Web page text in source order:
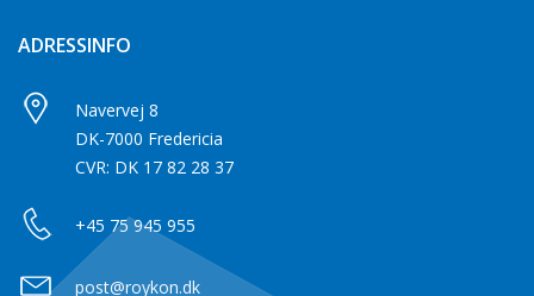
ADRESSINFO
Navervej 8
DK-7000 Fredericia
CVR: DK 17 82 28 37
+45 75 945 955
post@roykon.dk